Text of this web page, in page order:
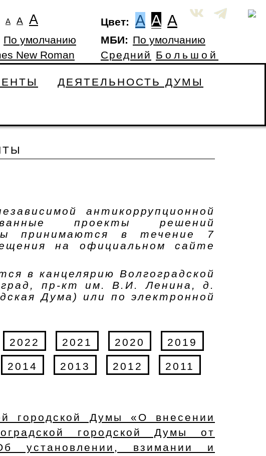
А А А Цвет: A A A
По умолчанию
New Roman
МБИ: По умолчанию
Средний Большой
ДЕЯТЕЛЬНОСТЬ ДУМЫ
антикоррупционной
проекты решений
принимаются в течение 7
на официальном сайте
в канцелярию Волгоградской
пр-кт им. В.И. Ленина, д.
Дума) или по электронной
2022 2021 2020
2019
2014 2013 2012
2011
городской Думы «О внесении
городской Думы от
взимании и